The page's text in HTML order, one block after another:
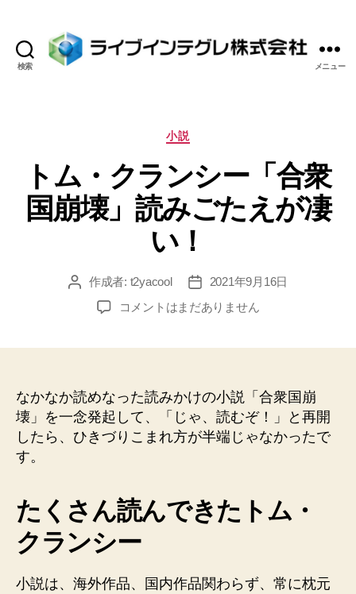
検索
イ
テ
グ
レ
株
式
会
社
メニュー
カ
ゴ
リ
ー
小説
トム・クランシー「合衆
国崩壊」読みごたえが凄
い！
投 作成者: t2yacool
投
稿
2021年9月16日
ト
シ
ー
「合
衆
壊」
読
え
コメントはまだありません
なかなか読めなった読みかけの小説「合衆国崩
壊」を一念発起して、「じゃ、読むぞ！」と再開
したら、ひきづりこまれ方が半端じゃなかったで
す。
たくさん読んできたトム・
クランシー
小説は、海外作品、国内作品関わらず、常に枕元